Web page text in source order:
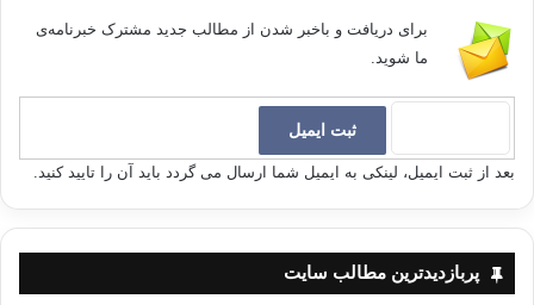
برای دریافت و باخبر شدن از مطالب جدید مشترک خبرنامه‌ی
ما شوید.
بعد از ثبت ایمیل، لینکی به ایمیل شما ارسال می گردد باید آن را تایید کنید.
پربازدیدترین مطالب سایت